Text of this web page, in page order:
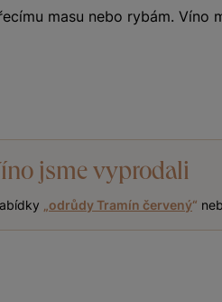
masu nebo rybám. Víno
jsme vyprodali
odrůdy Tramín červený“